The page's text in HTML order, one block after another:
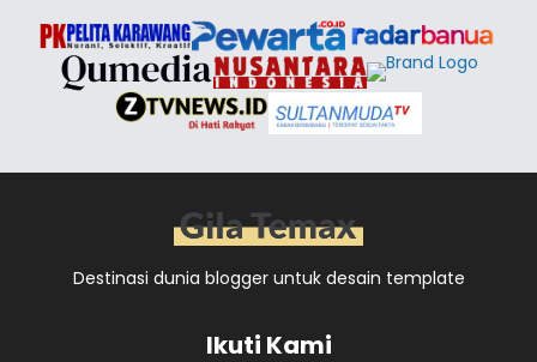
Destinasi dunia blogger untuk desain template
Ikuti Kami